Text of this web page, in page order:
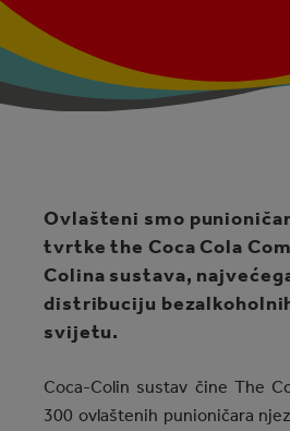
Ovlašteni smo
tvrtke the Coca Cola
Colina sustava,
distribuciju
svijetu.
Coca-Colin sustav čine The
300 ovlaštenih punioničara